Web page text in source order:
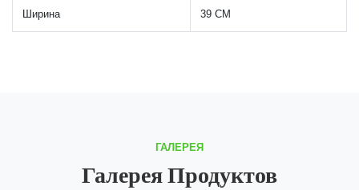
Ширина 39 СМ
ГАЛЕРЕЯ
Галерея Продуктов